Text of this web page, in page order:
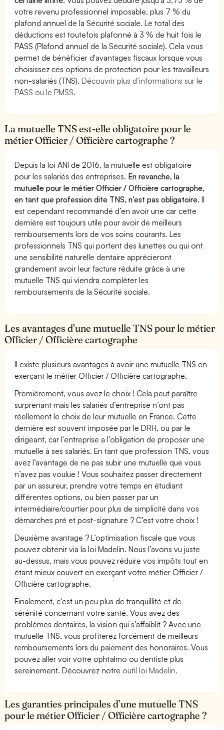
votre revenu professionnel imposable, plus 7 % du
plafond annuel de la Sécurité sociale. Le total des
déductions est toutefois plafonné à 3 % de huit fois le
PASS (Plafond annuel de la Sécurité sociale). Cela vous
permet de bénéficier d'avantages fiscaux lorsque vous
choisissez ces options de protection pour les travailleurs
non-salariés (TNS).Découvrir plus d’informations sur le
PASS ou le PMSS.
La mutuelle TNS est-elle obligatoire pour le
métier Officier / Officière cartographe ?
Depuis la loi ANI de 2016, la mutuelle est obligatoire
pour les salariés des entreprises. En revanche, la
mutuelle pour le métier Officier / Officière cartographe,
en tant que profession dite TNS, n’est pas obligatoire.Il
est cependant recommandé d’en avoir une car cette
dernière est toujours utile pour avoir de meilleurs
remboursements lors de vos soins courants. Les
professionnels TNS qui portent des lunettes ou qui ont
une sensibilité naturelle dentaire apprécieront
grandement avoir leur facture réduite grâce à une
mutuelle TNS qui viendra compléter les
remboursements de la Sécurité sociale.
Les avantages d’une mutuelle TNS pour le métier
Officier / Officière cartographe
Il existe plusieurs avantages à avoir une mutuelle TNS en
exerçant le métier Officier / Officière cartographe.
Premièrement, vous avez le choix ! Cela peut paraître
surprenant mais les salariés d’entreprise n’ont pas
réellement le choix de leur mutuelle en France. Cette
dernière est souvent imposée par le DRH, ou par le
dirigeant, car l'entreprise a l’obligation de proposer une
mutuelle à ses salariés. En tant que profession TNS, vous
avez l’avantage de ne pas subir une mutuelle que vous
n’avez pas voulue ! Vous souhaitez passer directement
par un assureur, prendre votre temps en étudiant
différentes options, ou bien passer par un
intermédiaire/courtier pour plus de simplicité dans vos
démarches pré et post-signature ? C’est votre choix !
Deuxième avantage ? L’optimisation fiscale que vous
pouvez obtenir via la loi Madelin. Nous l’avons vu juste
au-dessus, mais vous pouvez réduire vos impôts tout en
étant mieux couvert en exerçant votre métier Officier /
Officière cartographe.
Finalement, c'est un peu plus de tranquillité et de
sérénité concernant votre santé. Vous avez des
problèmes dentaires, la vision qui s’affaiblit ? Avec une
mutuelle TNS, vous profiterez forcément de meilleurs
remboursements lors du paiement des honoraires. Vous
pouvez aller voir votre ophtalmo ou dentiste plus
sereinement. Découvrez notre outil loi Madelin.
Les garanties principales d’une mutuelle TNS
pour le métier Officier / Officière cartographe ?